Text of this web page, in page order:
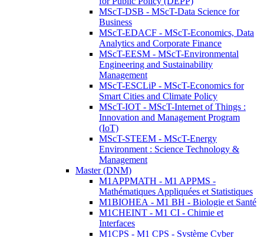
MScT-DSB - MScT-Data Science for
Business
MScT-EDACF - MScT-Economics, Data
Analytics and Corporate Finance
MScT-EESM - MScT-Environmental
Engineering and Sustainability
Management
MScT-ESCLiP - MScT-Economics for
Smart Cities and Climate Policy
MScT-IOT - MScT-Internet of Things :
Innovation and Management Program
(IoT)
MScT-STEEM - MScT-Energy
Environment : Science Technology &
Management
Master (DNM)
M1APPMATH - M1 APPMS -
Mathématiques Appliquées et Statistiques
M1BIOHEA - M1 BH - Biologie et Santé
M1CHEINT - M1 CI - Chimie et
Interfaces
M1CPS - M1 CPS - Système Cyber